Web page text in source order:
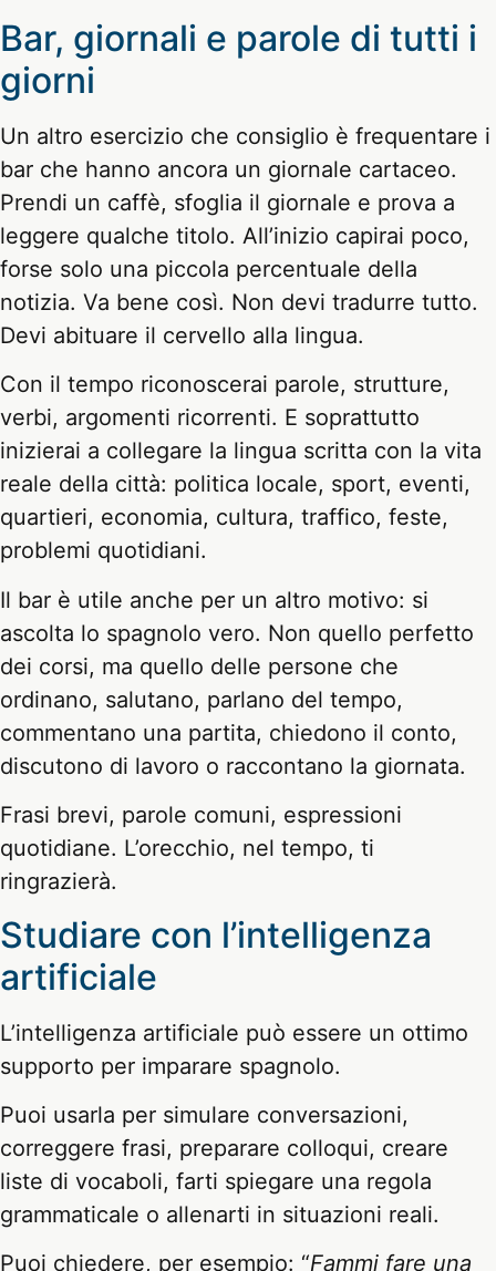
Bar, giornali e parole di tutti i
giorni
Un altro esercizio che consiglio è frequentare i
bar che hanno ancora un giornale cartaceo.
Prendi un caffè, sfoglia il giornale e prova a
leggere qualche titolo. All’inizio capirai poco,
forse solo una piccola percentuale della
notizia. Va bene così. Non devi tradurre tutto.
Devi abituare il cervello alla lingua.
Con il tempo riconoscerai parole, strutture,
verbi, argomenti ricorrenti. E soprattutto
inizierai a collegare la lingua scritta con la vita
reale della città: politica locale, sport, eventi,
quartieri, economia, cultura, traffico, feste,
problemi quotidiani.
Il bar è utile anche per un altro motivo: si
ascolta lo spagnolo vero. Non quello perfetto
dei corsi, ma quello delle persone che
ordinano, salutano, parlano del tempo,
commentano una partita, chiedono il conto,
discutono di lavoro o raccontano la giornata.
Frasi brevi, parole comuni, espressioni
quotidiane. L’orecchio, nel tempo, ti
ringrazierà.
Studiare con l’intelligenza
artificiale
L’intelligenza artificiale può essere un ottimo
supporto per imparare spagnolo.
Puoi usarla per simulare conversazioni,
correggere frasi, preparare colloqui, creare
liste di vocaboli, farti spiegare una regola
grammaticale o allenarti in situazioni reali.
Puoi chiedere, per esempio: “Fammi fare una